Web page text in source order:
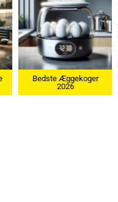
Bedste Æggekoger
2026